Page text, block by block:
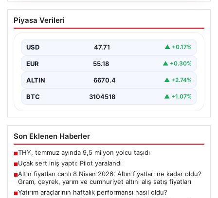
Uçak sert iniş yaptı: Pilot yaralandı
Piyasa Verileri
USD 47.71 ▲ +0.17%
EUR 55.18 ▲ +0.30%
ALTIN 6670.4 ▲ +2.74%
BTC 3104518 ▲ +1.07%
Son Eklenen Haberler
■THY, temmuz ayında 9,5 milyon yolcu taşıdı
■Uçak sert iniş yaptı: Pilot yaralandı
■Altın fiyatları canlı 8 Nisan 2026: Altın fiyatları ne kadar oldu?
Gram, çeyrek, yarım ve cumhuriyet altını alış satış fiyatları
■Yatırım araçlarının haftalık performansı nasıl oldu?